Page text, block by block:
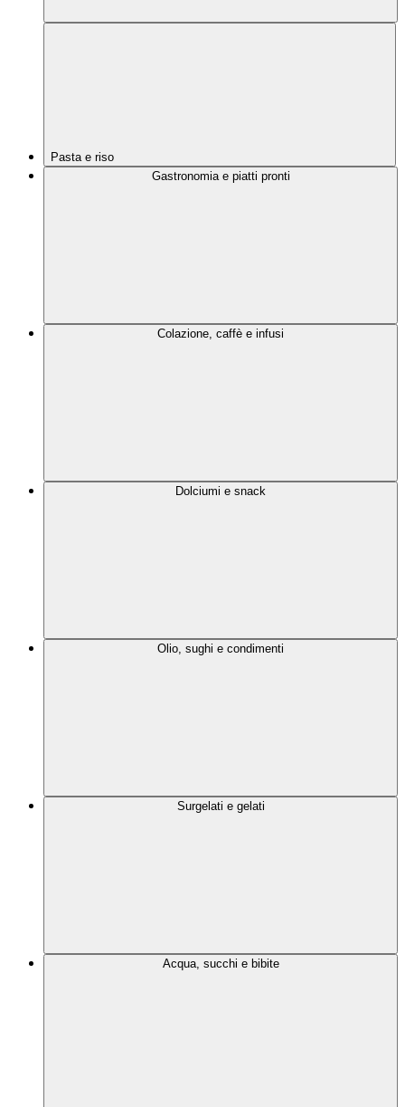
Pasta e riso
Gastronomia e piatti pronti
Colazione, caffè e infusi
Dolciumi e snack
Olio, sughi e condimenti
Surgelati e gelati
Acqua, succhi e bibite